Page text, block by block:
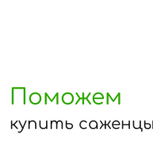
Поможем
купить саженцы